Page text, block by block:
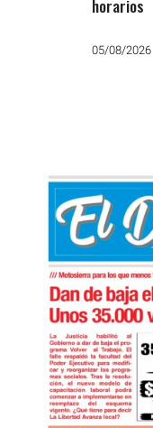
horarios
05/08/2026